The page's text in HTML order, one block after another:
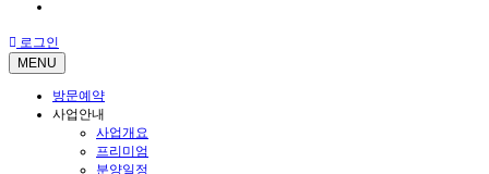
로그인
MENU
방문예약
사업안내
사업개요
프리미엄
분양일정